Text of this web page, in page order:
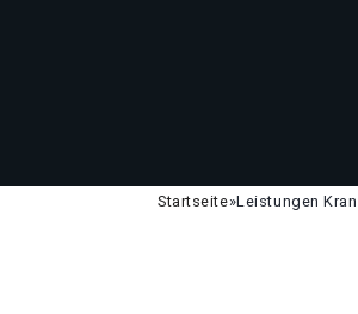
Startseite»Leistungen